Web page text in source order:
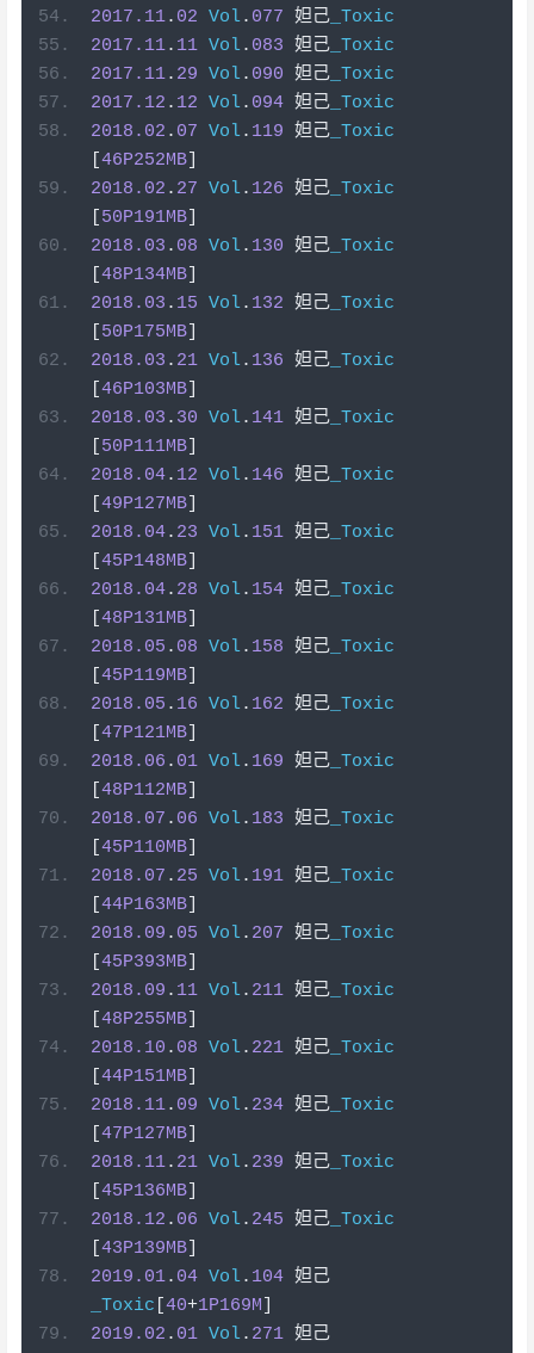
2017.11. 02 Vol. 077 妲己_Toxic
2017.11. 11 Vol. 083 妲己_Toxic
2017.11. 29 Vol. 090 妲己_Toxic
2017.12 . 12 Vol. 094 妲己_Toxic
2018.02 . 07 Vol. 119 妲己_Toxic
46P252MB]
2018.02 . 27 Vol. 126 妲己_Toxic
50P191MB]
2018.03 . 08 Vol. 130 妲己_Toxic
48P134MB]
2018.03 . 15 Vol. 132 妲己_Toxic
50P175MB]
2018.03 . 21 Vol. 136 妲己_Toxic
46P103MB]
2018.03 . 30 Vol. 141 妲己_Toxic
50P111MB]
2018.04. 12 Vol. 146 妲己_Toxic
49P127MB]
2018.04. 23 Vol. 151 妲己_Toxic
45P148MB]
2018.04. 28 Vol. 154 妲己_Toxic
48P131MB]
2018.05 . 08 Vol. 158 妲己_Toxic
45P119MB]
2018.05 . 16 Vol. 162 妲己_Toxic
47P121MB]
2018.06 . 01 Vol. 169 妲己_Toxic
48P112MB]
2018.07 . 06 Vol. 183 妲己_Toxic
45P110MB]
2018.07 . 25 Vol. 191 妲己_Toxic
44P163MB]
2018.09 . 05 Vol. 207 妲己_Toxic
45P393MB]
2018.09 . 11 Vol. 211 妲己_Toxic
48P255MB]
2018.10 . 08 Vol. 221 妲己_Toxic
44P151MB]
2018.11. 09 Vol. 234 妲己_Toxic
47P127MB]
2018.11. 21 Vol. 239 妲己_Toxic
45P136MB]
2018.12 . 06 Vol. 245 妲己_Toxic
43P139MB]
2019.01. 04 Vol. 104 妲己
_Toxic 40+1P169M
2019.02 . 01 Vol. 271 妲己